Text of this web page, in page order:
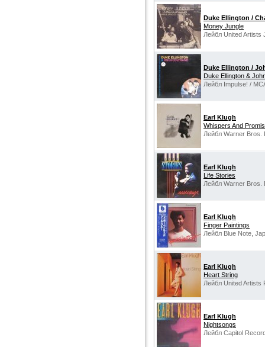
Duke Ellington /
Money Jungle
Лейбл United Artists
Duke Ellington /
Duke Ellington &
Лейбл Impulse! /
Earl Klugh
Whispers And
Лейбл Warner Bros.
Earl Klugh
Life Stories
Лейбл Warner Bros.
Earl Klugh
Finger Paintings
Лейбл Blue Note,
Earl Klugh
Heart String
Лейбл United Artists
Earl Klugh
Nightsongs
Лейбл Capitol